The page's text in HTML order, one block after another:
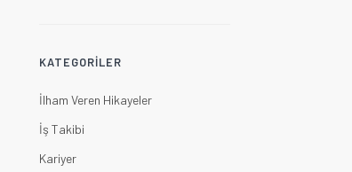
KATEGORILER
İlham Veren Hikayeler
İş Takibi
Kariyer